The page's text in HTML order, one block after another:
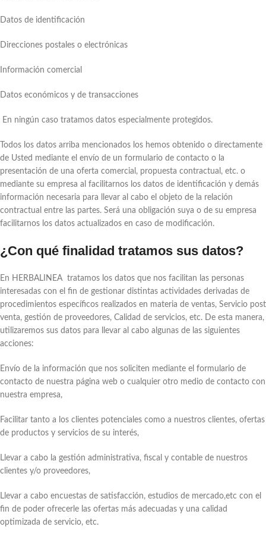
Datos de identificación
Direcciones postales o electrónicas
Información comercial
Datos económicos y de transacciones
En ningún caso tratamos datos especialmente protegidos.
Todos los datos arriba mencionados los hemos obtenido o directamente
de Usted mediante el envío de un formulario de contacto o la
presentación de una oferta comercial, propuesta contractual, etc. o
mediante su empresa al facilitarnos los datos de identificación y demás
información necesaria para llevar al cabo el objeto de la relación
contractual entre las partes. Será una obligación suya o de su empresa
facilitarnos los datos actualizados en caso de modificación.
¿Con qué finalidad tratamos sus datos?
En HERBALINEA tratamos los datos que nos facilitan las personas
interesadas con el fin de gestionar distintas actividades derivadas de
procedimientos específicos realizados en materia de ventas, Servicio post
venta, gestión de proveedores, Calidad de servicios, etc. De esta manera,
utilizaremos sus datos para llevar al cabo algunas de las siguientes
acciones:
Envío de la información que nos soliciten mediante el formulario de
contacto de nuestra página web o cualquier otro medio de contacto con
nuestra empresa,
Facilitar tanto a los clientes potenciales como a nuestros clientes, ofertas
de productos y servicios de su interés,
Llevar a cabo la gestión administrativa, fiscal y contable de nuestros
clientes y/o proveedores,
Llevar a cabo encuestas de satisfacción, estudios de mercado,etc con el
fin de poder ofrecerle las ofertas más adecuadas y una calidad
optimizada de servicio, etc.